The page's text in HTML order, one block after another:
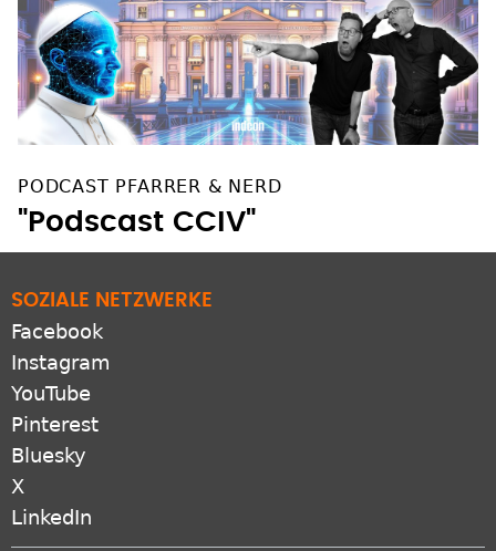
PODCAST PFARRER & NERD
"Podscast CCIV"
SOZIALE NETZWERKE
Facebook
Instagram
YouTube
Pinterest
Bluesky
X
LinkedIn